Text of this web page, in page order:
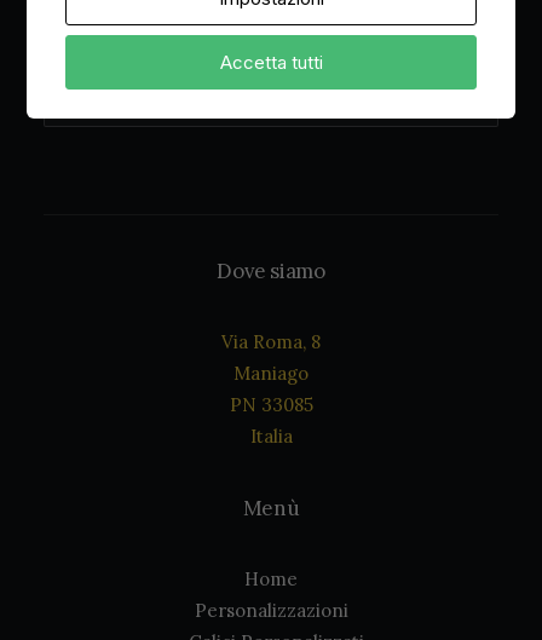
Accettazione Privacy policy
Dove siamo
Via Roma, 8
Maniago
PN 33085
Italia
Menù
Home
Personalizzazioni
Accetta tutti